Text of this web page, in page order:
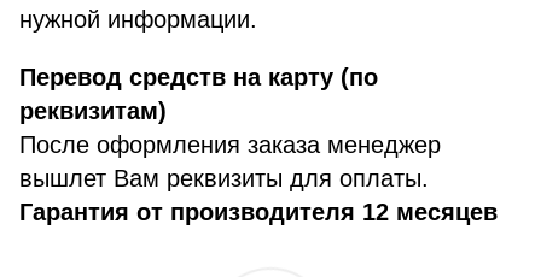
нужной информации.
Перевод средств на карту (по
реквизитам)
После оформления заказа менеджер
вышлет Вам реквизиты для оплаты.
Гарантия от производителя 12 месяцев